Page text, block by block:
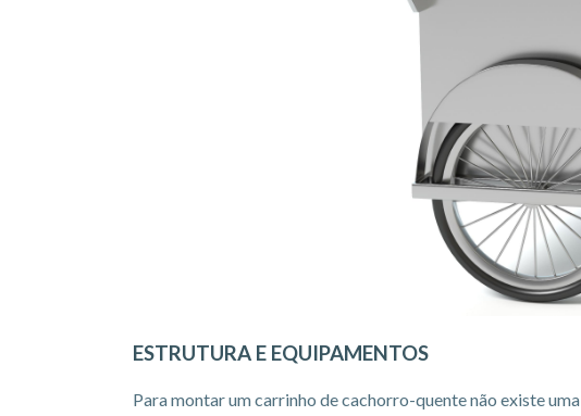
ESTRUTURA E EQUIPAMENTOS
Para montar um carrinho de cachorro-quente não existe uma